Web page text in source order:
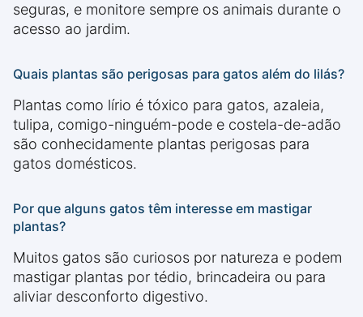
seguras, e monitore sempre os animais durante o
acesso ao jardim.
Quais plantas são perigosas para gatos além do lilás?
Plantas como lírio é tóxico para gatos, azaleia,
tulipa, comigo-ninguém-pode e costela-de-adão
são conhecidamente plantas perigosas para
gatos domésticos.
Por que alguns gatos têm interesse em mastigar
plantas?
Muitos gatos são curiosos por natureza e podem
mastigar plantas por tédio, brincadeira ou para
aliviar desconforto digestivo.